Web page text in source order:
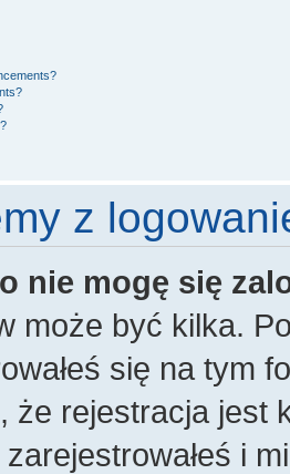
z
nie mogę się
może być kilka.
się na tym
że rejestracja jest
i